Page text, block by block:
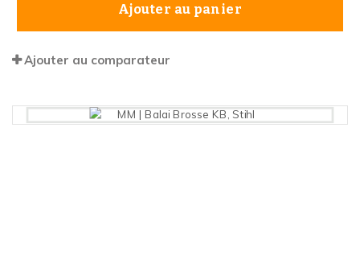
Ajouter au panier
Ajouter au comparateur